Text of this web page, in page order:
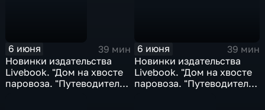
6 июня
39 мин
Новинки издательства
Livebook. "Дом на хвосте
паровоза. "Путеводитель
6 июня
39 мин
Новинки издательства
Livebook. "Дом на хвосте
паровоза. "Путеводитель